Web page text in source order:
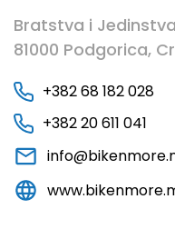
Bratstva i
81000 Podgorica,
+382 68 182 028
+382 20 611 041